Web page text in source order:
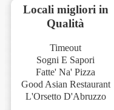
Locali migliori in
Qualità
Timeout
Sogni E Sapori
Fatte' Na' Pizza
Good Asian Restaurant
L'Orsetto D'Abruzzo